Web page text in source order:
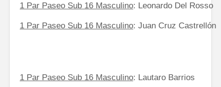
1 Par Paseo Sub 16 Masculino: Leonardo Del Rosso
1 Par Paseo Sub 16 Masculino: Juan Cruz Castrellón
1 Par Paseo Sub 16 Masculino: Lautaro Barrios